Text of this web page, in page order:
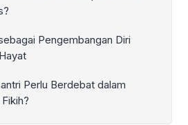
Pengembangan Diri
Perlu Berdebat dalam